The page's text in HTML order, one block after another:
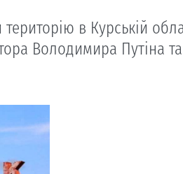
в Курській
Володимира Путіна